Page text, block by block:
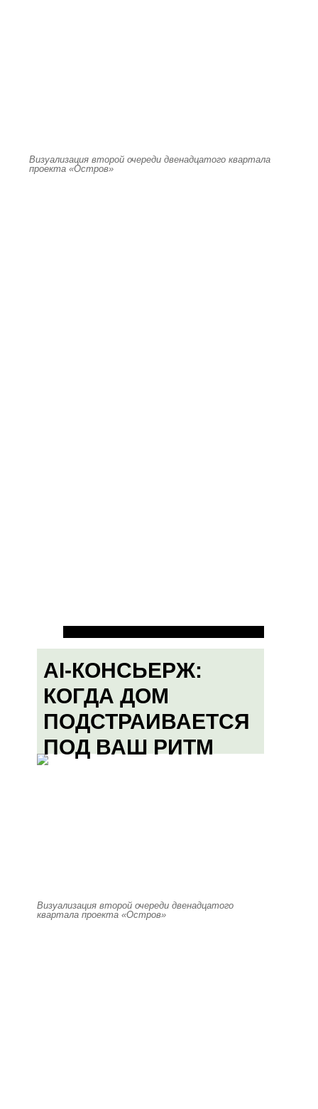
Визуализация второй очереди двенадцатого квартала
проекта «Остров»
AI-КОНСЬЕРЖ:
КОГДА ДОМ
ПОДСТРАИВАЕТСЯ
ПОД ВАШ РИТМ
Визуализация второй очереди двенадцатого
квартала проекта «Остров»